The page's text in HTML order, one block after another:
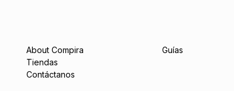
About Compira
Tiendas
Contáctanos
Guías